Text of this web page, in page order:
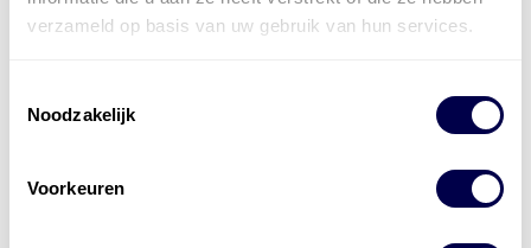
verzameld op basis van uw gebruik van hun services.
Noodzakelijk
Voorkeuren
Levert complete
accu oplossingen
Installatie van laadinfra en accu’s
Laadnetwerk